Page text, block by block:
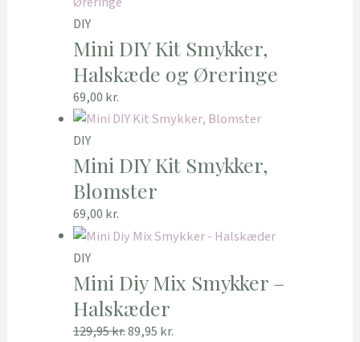
DIY
Mini DIY Kit Smykker,
Halskæde og Øreringe
69,00 kr.
DIY
Mini DIY Kit Smykker,
Blomster
69,00 kr.
DIY
Mini Diy Mix Smykker –
Halskæder
129,95kr.89,95 kr.